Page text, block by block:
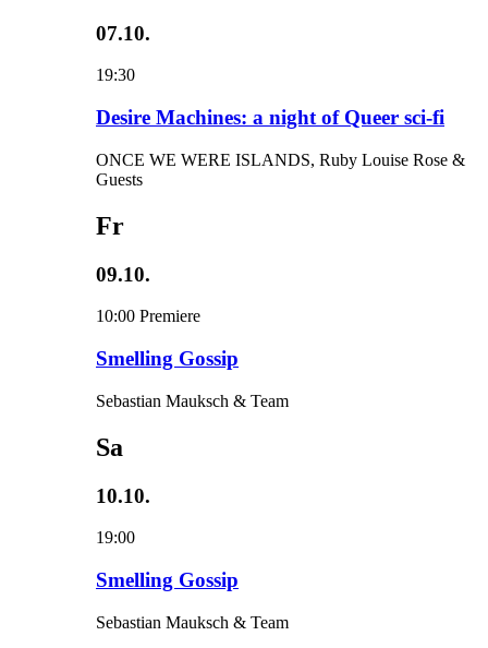
07.10.
19:30
Desire Machines: a night of Queer sci-fi
ONCE WE WERE ISLANDS, Ruby Louise Rose &
Guests
Fr
09.10.
10:00 Premiere
Smelling Gossip
Sebastian Mauksch & Team
Sa
10.10.
19:00
Smelling Gossip
Sebastian Mauksch & Team